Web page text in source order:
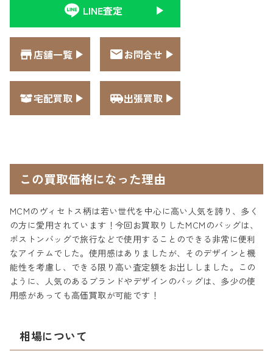
LINE査定
店舗一覧 お問合せ
宅配買取 出張買取
この買取価格になった理由
MCMのヴィセトス柄は若い世代を中心に高い人気を誇り、多く
の方に愛用されています！今回お買取りしたMCMのバッグは、
ボストンバッグで旅行などで使用することのできる非常に便利
なアイテムでした。使用感はありましたが、そのデザインと機
能性を考慮し、できる限り高い査定額をお出ししました。この
ように、人気のあるブランドやデザインのバッグは、多少の使
用感があっても高価買取が可能です！
相場について